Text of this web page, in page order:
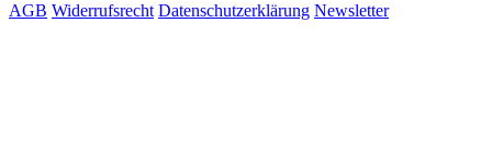
AGB Widerrufsrecht Datenschutzerklärung Newsletter